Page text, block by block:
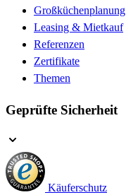
Großküchenplanung
Leasing & Mietkauf
Referenzen
Zertifikate
Themen
Geprüfte Sicherheit
Käuferschutz